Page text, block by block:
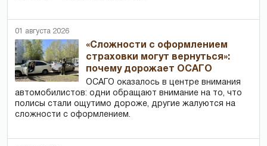
01 августа 2026
«Сложности с оформлением
страховки могут вернуться»:
почему дорожает ОСАГО
ОСАГО оказалось в центре внимания
автомобилистов: одни обращают внимание на то, что
полисы стали ощутимо дороже, другие жалуются на
сложности с оформлением.